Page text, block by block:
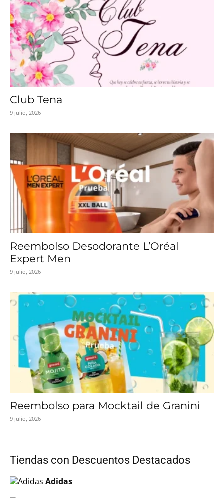
Club Tena
9 julio, 2026
Reembolso Desodorante L’Oréal
Expert Men
9 julio, 2026
Reembolso para Mocktail de Granini
9 julio, 2026
Tiendas con Descuentos Destacados
Adidas